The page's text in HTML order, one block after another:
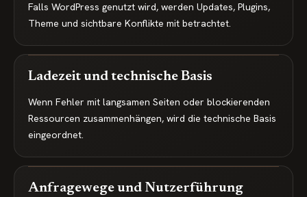
Falls WordPress genutzt wird, werden Updates, Plugins,
Theme und sichtbare Konflikte mit betrachtet.
Ladezeit und technische Basis
Wenn Fehler mit langsamen Seiten oder blockierenden
Ressourcen zusammenhängen, wird die technische Basis
eingeordnet.
Anfragewege und Nutzerführung